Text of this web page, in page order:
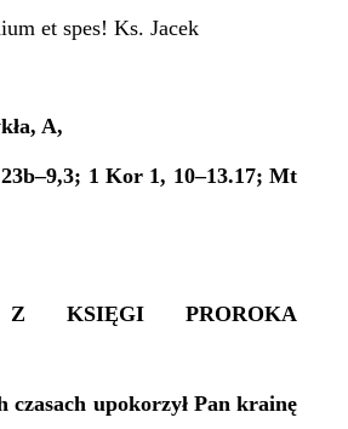
et spes! Ks. Jacek
A,
1 Kor 1, 10–13.17; Mt
Z KSIĘGI PROROKA
czasach upokorzył Pan krainę